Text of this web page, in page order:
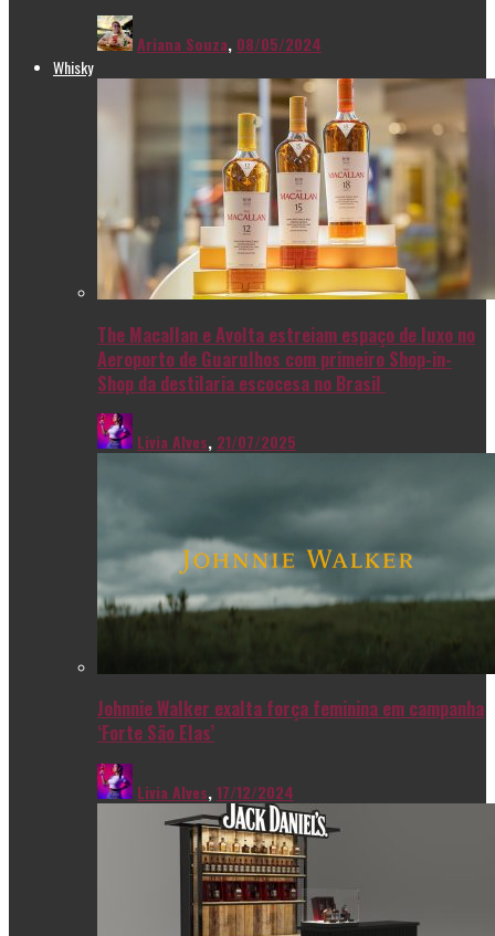
Ariana Souza, 08/05/2024
Whisky
The Macallan e Avolta estreiam espaço de luxo no
Aeroporto de Guarulhos com primeiro Shop-in-
Shop da destilaria escocesa no Brasil
Livia Alves, 21/07/2025
Johnnie Walker exalta força feminina em campanha
‘Forte São Elas’
Livia Alves,17/12/2024